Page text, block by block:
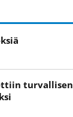
turvallisen